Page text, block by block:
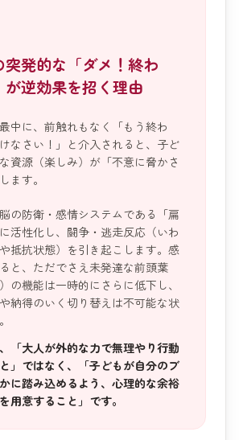
突発的な「ダメ！終わ
が逆効果を招く理由
中に、前触れもなく「もう終わ
なさい！」と介入されると、子ど
資源（楽しみ）が「不意に脅かさ
ます。
の防衛・感情システムである「扁
活性化し、闘争・逃走反応（いわ
抵抗状態）を引き起こします。感
と、ただでさえ未発達な前頭葉
の機能は一時的にさらに低下し、
納得のいく切り替えは不可能な状
「大人が外的な力で無理やり行動
」ではなく、「子どもが自分のブ
に踏み込めるよう、心理的な余裕
用意すること」です。